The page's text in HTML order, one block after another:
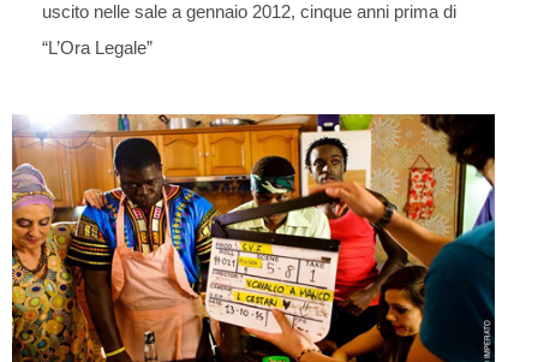
uscito nelle sale a gennaio 2012, cinque anni prima di
“L’Ora Legale”